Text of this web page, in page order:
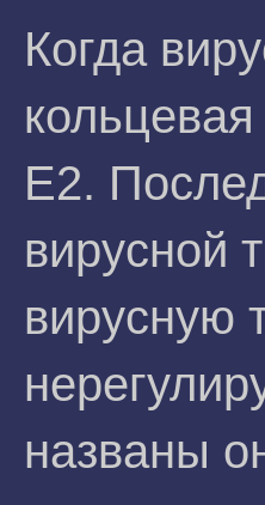
Когда
Е2.
вирусной
вирусную
названы